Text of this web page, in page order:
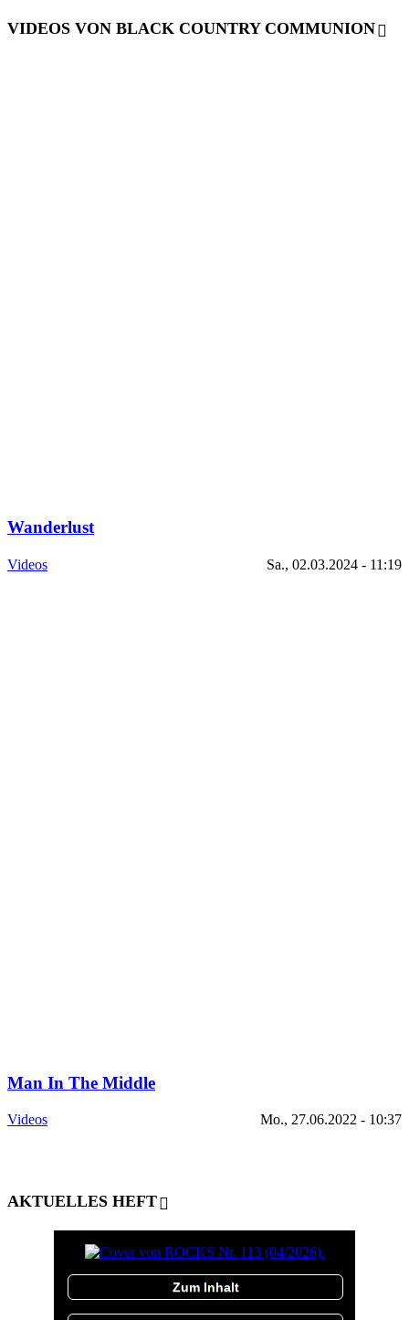
VIDEOS VON BLACK COUNTRY COMMUNION
Wanderlust
Videos Sa., 02.03.2024 - 11:19
Man In The Middle
Videos Mo., 27.06.2022 - 10:37
AKTUELLES HEFT
Zum Inhalt